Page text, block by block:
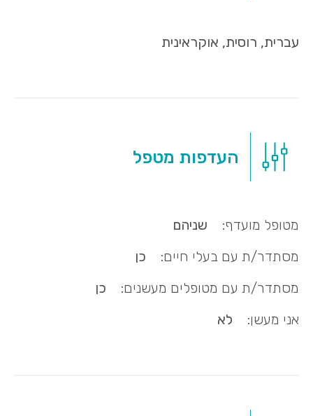
עברית, רוסית, אוקראינית
העדפות מטפל
מטופל מועדף:
שניהם
מסתדר/ת עם בעלי חיים:
כן
מסתדר/ת עם מטופלים מעשנים:
כן
אני מעשן:
לא